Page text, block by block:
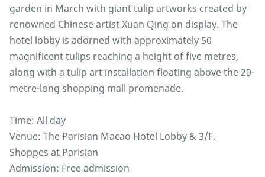
garden in March with giant tulip artworks created by
renowned Chinese artist Xuan Qing on display. The
hotel lobby is adorned with approximately 50
magnificent tulips reaching a height of five metres,
along with a tulip art installation floating above the 20-
metre-long shopping mall promenade.
Time: All day
Venue: The Parisian Macao Hotel Lobby & 3/F,
Shoppes at Parisian
Admission: Free admission